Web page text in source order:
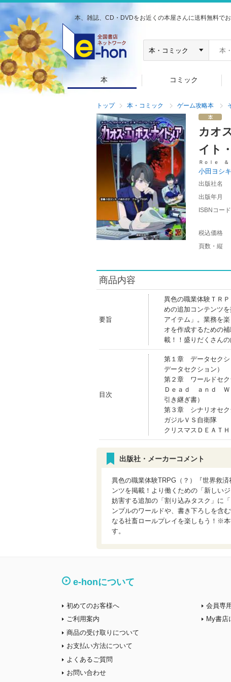
本、雑誌、CD・DVDをお近くの本屋さんに送料無料でお
本 コミック
トップ 本・コミック ゲーム攻略本
カオ
イト
Ｒｏｌｅ
小田ヨシ
出版社名
出版年月
ISBNコード
税込価格
頁数・縦
商品内容
要旨
異色の職業体験ＴＲ
めの追加コンテンツ
アイテム」。業務を
オを作成するための
載！！盛りだくさん
目次
第１章 データセクシ
データセクション）
第２章 ワールドセク
Ｄｅａｄ ａｎｄ Ｗ
引き継ぎ書）
第３章 シナリオセク
ガジルＶＳ自衛隊
クリスマスＤＥＡＴ
出版社・メーカーコメント
異色の職業体験TRPG（？）『世界救
ンツを掲載！より働くための「新しい
妨害する追加の「割り込みタスク」に
ンプルのワールドや、書き下ろしを含
なる社畜ロールプレイを楽しもう！※
す。
e-honについて
初めてのお客様へ
ご利用案内
商品の受け取りについて
お支払い方法について
よくあるご質問
お問い合わせ
会員専
My書店